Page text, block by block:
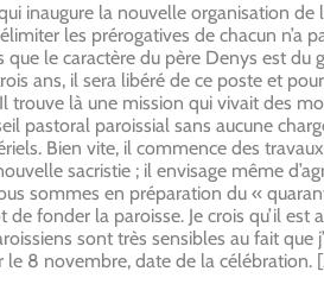
inaugure la nouvelle organisation de
les prérogatives de chacun n’a
le caractère du père Denys est du
ans, il sera libéré de ce poste et
trouve là une mission qui vivait des
pastoral paroissial sans aucune
Bien vite, il commence des
sacristie ; il envisage même
sommes en préparation du «
fonder la paroisse. Je crois qu’il est
sont très sensibles au fait que
8 novembre, date de la célébration.